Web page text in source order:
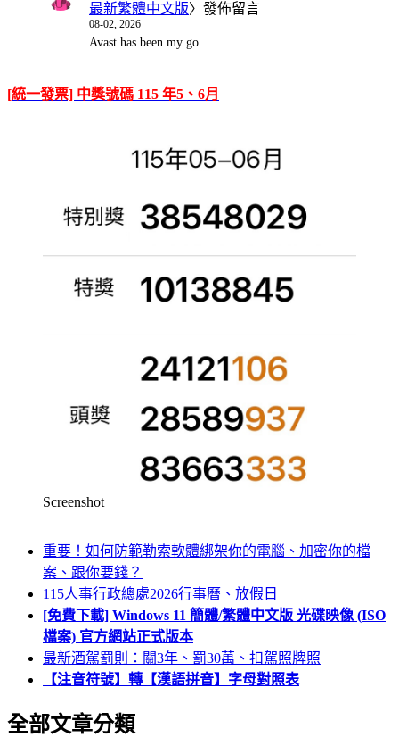
最新繁體中文版〉發佈留言
08-02, 2026
Avast has been my go…
[統一發票] 中獎號碼 115 年5、6月
Screenshot
重要！如何防範勒索軟體綁架你的電腦、加密你的檔
案、跟你要錢？
115人事行政總處2026行事曆、放假日
[免費下載] Windows 11 簡體/繁體中文版 光碟映像 (ISO
檔案) 官方網站正式版本
最新酒駕罰則：關3年、罰30萬、扣駕照牌照
【注音符號】轉【漢語拼音】字母對照表
全部文章分類